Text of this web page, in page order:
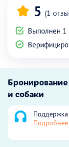
5 (1
Выполнен 1
и собаки
Подробнее